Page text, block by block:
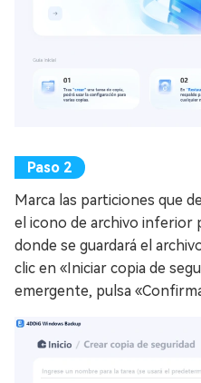
Marca las particiones que
el icono de archivo inferior
donde se guardará el
clic en «Iniciar copia de
emergente, pulsa